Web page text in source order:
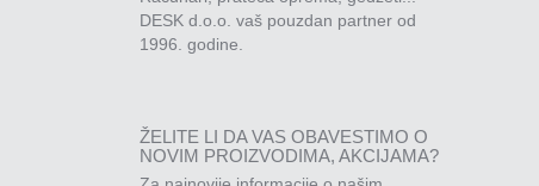
DESK d.o.o. vaš pouzdan partner od
1996. godine.
ŽELITE LI DA VAS OBAVESTIMO O
NOVIM PROIZVODIMA, AKCIJAMA?